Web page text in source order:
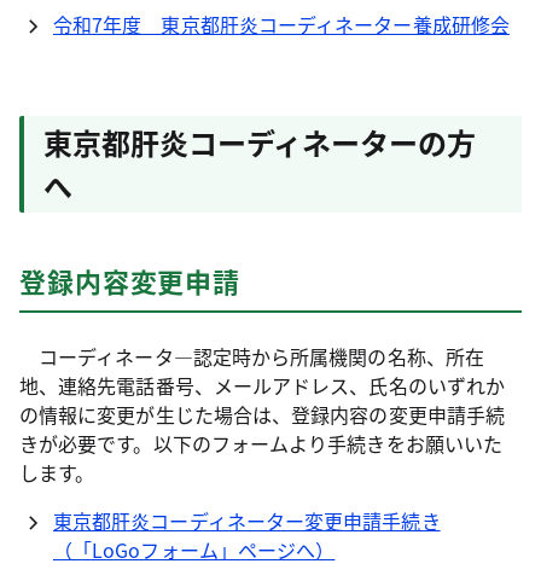
令和7年度 東京都肝炎コーディネーター養成研修会
東京都肝炎コーディネーターの方
へ
登録内容変更申請
コーディネータ―認定時から所属機関の名称、所在
地、連絡先電話番号、メールアドレス、氏名のいずれか
の情報に変更が生じた場合は、登録内容の変更申請手続
きが必要です。以下のフォームより手続きをお願いいた
します。
東京都肝炎コーディネーター変更申請手続き
（「LoGoフォーム」ページへ）